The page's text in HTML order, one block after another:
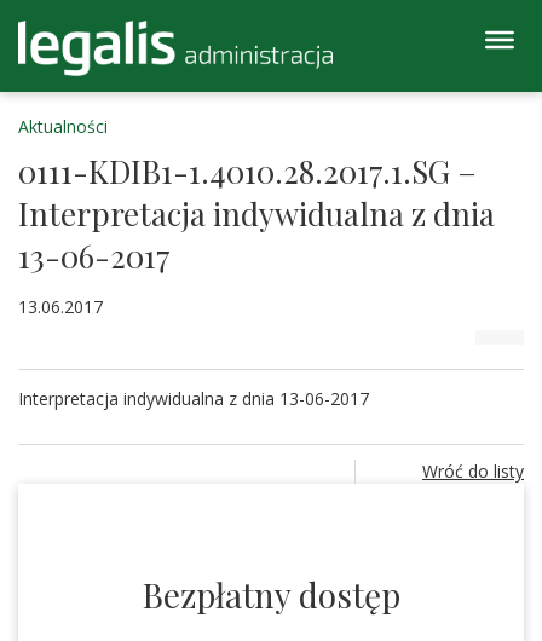
Aktualności
0111-KDIB1-1.4010.28.2017.1.SG –
Interpretacja indywidualna z dnia
13-06-2017
13.06.2017
Interpretacja indywidualna z dnia 13-06-2017
Wróć do listy
Bezpłatny dostęp